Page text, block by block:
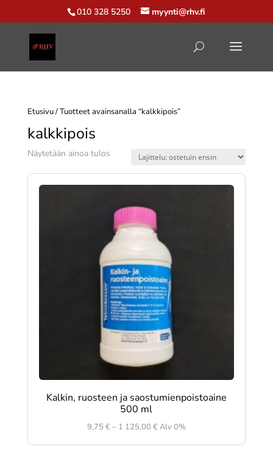
010 328 5250 myynti@rhv.fi
Etusivu/ Tuotteet avainsanalla “kalkkipois”
kalkkipois
Näytetään ainoa tulos
Kalkin, ruosteen ja saostumienpoistoaine
500 ml
9,75 €– 1 125,00 €Hintaluokka:
Alv 0%